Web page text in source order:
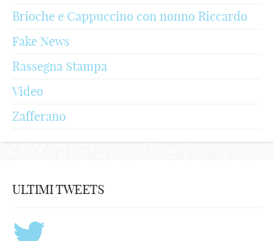
Brioche e Cappuccino con nonno Riccardo
Fake News
Rassegna Stampa
Video
Zafferano
ULTIMI TWEETS